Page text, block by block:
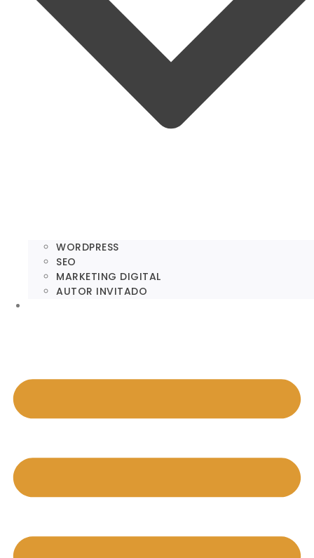
WORDPRESS
SEO
MARKETING DIGITAL
AUTOR INVITADO